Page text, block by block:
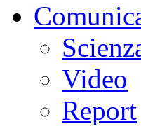
Video
Report